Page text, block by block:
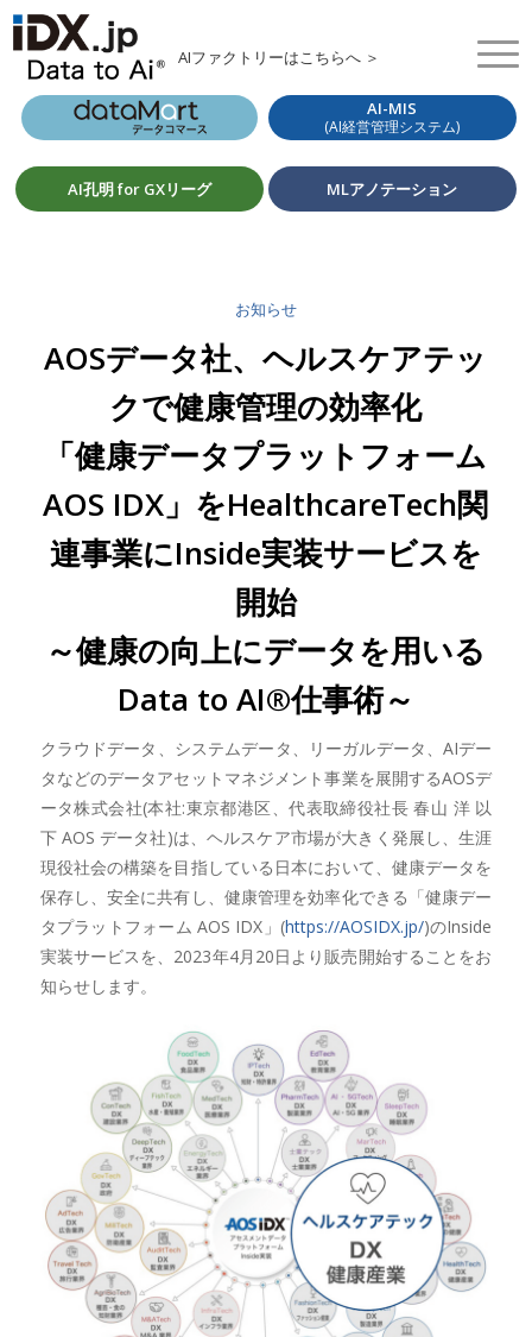
AIファクトリーはこちらへ ＞
AI-MIS
(AI経営管理システム)
AI孔明 for GXリーグ MLアノテーション
お知らせ
AOSデータ社、ヘルスケアテッ
クで健康管理の効率化
「健康データプラットフォーム
AOS IDX」をHealthcareTech関
連事業にInside実装サービスを
開始
～健康の向上にデータを用いる
Data to AI®仕事術～
クラウドデータ、システムデータ、リーガルデータ、AIデー
タなどのデータアセットマネジメント事業を展開するAOSデ
ータ株式会社(本社:東京都港区、代表取締役社長 春山 洋 以
下 AOS データ社)は、ヘルスケア市場が大きく発展し、生涯
現役社会の構築を目指している日本において、健康データを
保存し、安全に共有し、健康管理を効率化できる「健康デー
タプラットフォーム AOS IDX」(https://AOSIDX.jp/)のInside
実装サービスを、2023年4月20日より販売開始することをお
知らせします。